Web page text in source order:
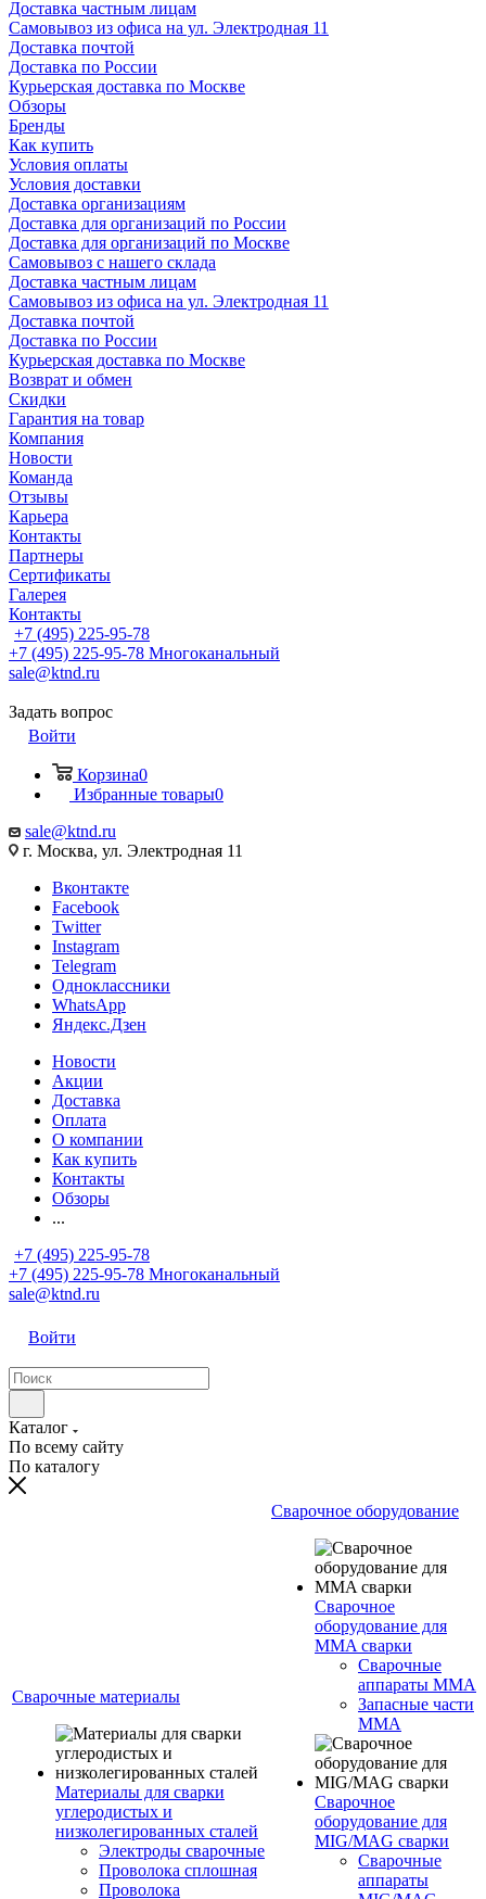
Доставка частным лицам
Самовывоз из офиса на ул. Электродная 11
Доставка почтой
Доставка по России
Курьерская доставка по Москве
Обзоры
Бренды
Как купить
Условия оплаты
Условия доставки
Доставка организациям
Доставка для организаций по России
Доставка для организаций по Москве
Самовывоз с нашего склада
Доставка частным лицам
Самовывоз из офиса на ул. Электродная 11
Доставка почтой
Доставка по России
Курьерская доставка по Москве
Возврат и обмен
Скидки
Гарантия на товар
Компания
Новости
Команда
Отзывы
Карьера
Контакты
Партнеры
Сертификаты
Галерея
Контакты
+7 (495) 225-95-78
+7 (495) 225-95-78 Многоканальный
sale@ktnd.ru
Задать вопрос
Войти
Корзина0
Избранные товары0
sale@ktnd.ru
г. Москва, ул. Электродная 11
Вконтакте
Facebook
Twitter
Instagram
Telegram
Одноклассники
WhatsApp
Яндекс.Дзен
Новости
Акции
Доставка
Оплата
О компании
Как купить
Контакты
Обзоры
...
+7 (495) 225-95-78
+7 (495) 225-95-78 Многоканальный
sale@ktnd.ru
Войти
Каталог
По всему сайту
По каталогу
Сварочные материалы
Материалы для сварки
углеродистых и
низколегированных сталей
Электроды сварочные
Проволока сплошная
Проволока
Сварочное оборудование
Сварочное
оборудование для
MMA сварки
Сварочные
аппараты MMA
Запасные части
MMA
Сварочное
оборудование для
MIG/MAG сварки
Сварочные
аппараты